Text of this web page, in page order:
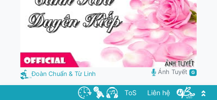
Đoàn Chuẩn & Từ Linh Ánh Tuyết G
ToS Liên hệ